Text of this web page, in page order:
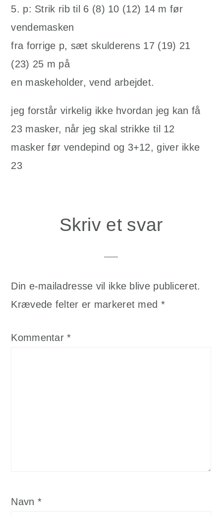
5. p: Strik rib til 6 (8) 10 (12) 14 m før
vendemasken
fra forrige p, sæt skulderens 17 (19) 21
(23) 25 m på
en maskeholder, vend arbejdet.
jeg forstår virkelig ikke hvordan jeg kan få
23 masker, når jeg skal strikke til 12
masker før vendepind og 3+12, giver ikke
23
Skriv et svar
Din e-mailadresse vil ikke blive publiceret.
Krævede felter er markeret med *
Kommentar*
Navn *